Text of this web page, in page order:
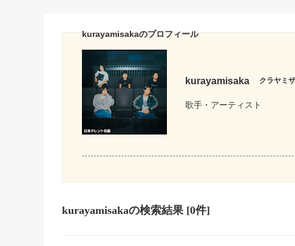
kurayamisakaのプロフィール
kurayamisaka クラヤミ
歌手・アーティスト
kurayamisakaの検索結果 [0件]